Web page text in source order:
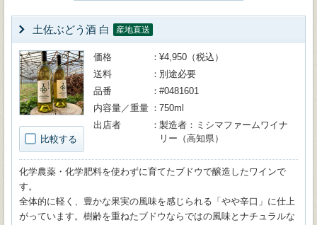
土佐ぶどう酒 白 産地直送
比較する
価格
¥4,950（税込）
送料
別途必要
品番
#0481601
内容量／重量
750ml
出店者
製造者：ミシマファームワイナ
リー（高知県）
化学農薬・化学肥料を使わずに育てたブドウで醸造したワインで
す。
全体的に軽く、豊かな果実の風味を感じられる「やや辛口」に仕上
がっています。樹齢を重ねたブドウならではの風味とナチュラルな